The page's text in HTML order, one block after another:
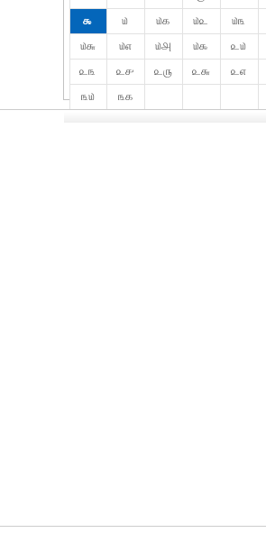
௯
௰ ௰௧ ௰௨ ௰௩
௰௬
௰௭ ௰௮ ௰௯ ௨௰
௨௩
௨௪ ௨௫ ௨௬ ௨௭
௩௰
௩௧